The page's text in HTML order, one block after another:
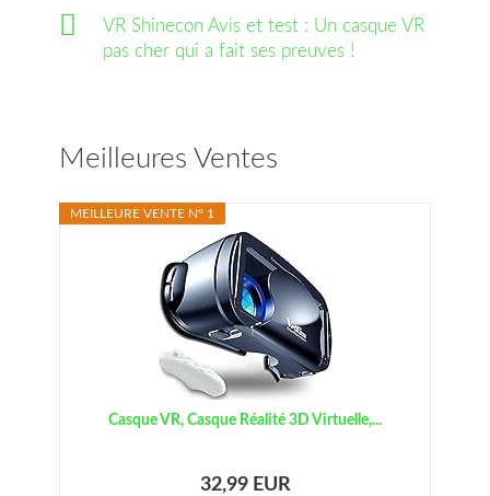
VR Shinecon Avis et test : Un casque VR
pas cher qui a fait ses preuves !
Meilleures Ventes
MEILLEURE VENTE N° 1
Casque VR, Casque Réalité 3D Virtuelle,...
32,99 EUR